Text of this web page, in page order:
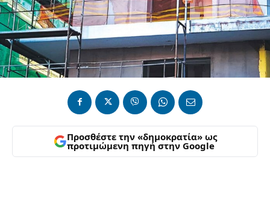
Προσθέστε την «δημοκρατία» ως
προτιμώμενη πηγή στην Google